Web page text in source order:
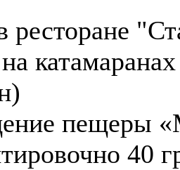
ресторане
пещеры
40